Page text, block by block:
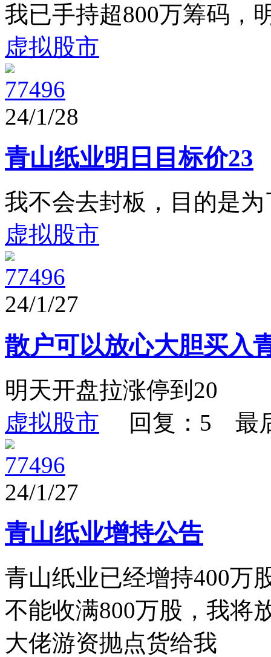
我已手持超800万筹码，
虚拟股市
77496
24/1/28
青山纸业明日目标价23
我不会去封板，目的是
虚拟股市
77496
24/1/27
散户可以放心大胆买入
明天开盘拉涨停到20
虚拟股市 回复：5 最
77496
24/1/27
青山纸业增持公告
青山纸业已经增持400万
不能收满800万股，我将
大佬游资抛点货给我